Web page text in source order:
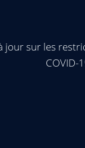
jour sur les
COVID-